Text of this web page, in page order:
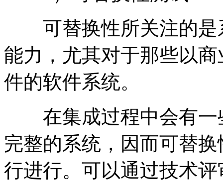
可替换性所关注的是
能力，尤其对于那些以
件的软件系统。
在集成过程中会有一
完整的系统，因而可替
行进行。可以通过技术